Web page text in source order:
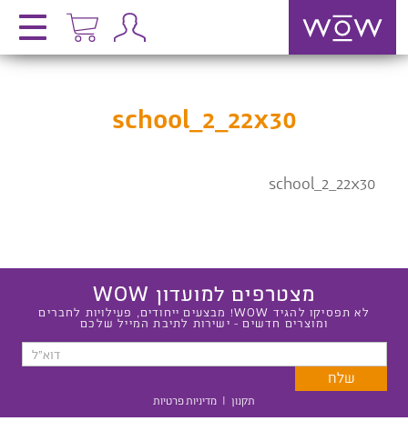
school_2_22x30
school_2_22x30
מצטרפים למועדון WOW
לא תפסיקו להגיד WOW! מבצעים ייחודים, פעילויות לחברים
ומוצרים חדשים - ישירות לתיבת המייל שלכם
תקנון | מדיניות פרטיות